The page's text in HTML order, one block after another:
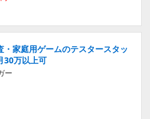
家庭用ゲームのテスタースタッ
30万以上可
ー